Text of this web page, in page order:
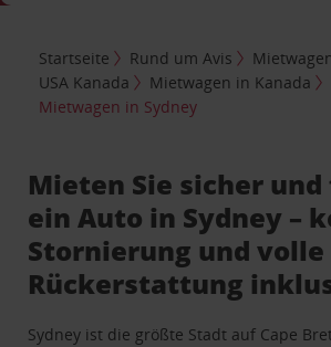
Startseite Rund um Avis
USA Kanada
Mietwagen in Kanada
Mietwagen in Sydney
Mieten Sie sicher
ein Auto in Sydney –
Stornierung und volle
Rückerstattung
Sydney ist die größte Stadt auf Cape